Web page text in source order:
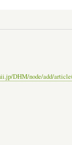
DHM/node/add/